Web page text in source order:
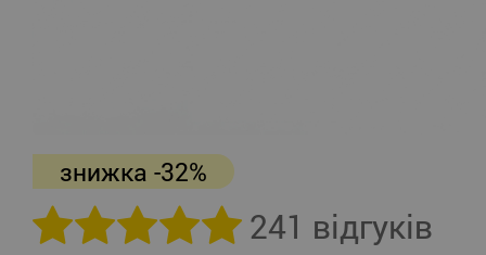
знижка -32%
241 відгуків